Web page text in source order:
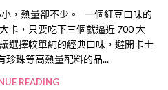
，熱量卻不少。 一個紅豆口味的
卡，只要吃下三個就逼近 700 大
選擇較單純的經典口味，避開卡士
珍珠等高熱量配料的品...
READING